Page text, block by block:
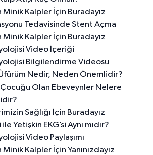
Minik Kalpler İçin Buradayız
Tedavisinde Stent Açma
Minik Kalpler İçin Buradayız
Video İçeriği
Bilgilendirme Videosu
Nedir, Neden Önemlidir?
Çocuğu Olan Ebeveynler Nelere
Sağlığı İçin Buradayız
Yetişkin EKG’si Aynı mıdır?
Video Paylaşımı
Kalpler İçin Yanınızdayız